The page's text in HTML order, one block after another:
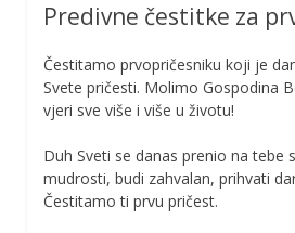
Predivne čestitke za
Čestitamo prvopričesniku koji je
Svete pričesti. Molimo Gospodina
vjeri sve više i više u životu!
Duh Sveti se danas prenio na tebe
mudrosti, budi zahvalan, prihvati
Čestitamo ti prvu pričest.